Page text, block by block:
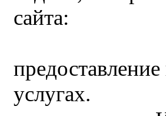
сайта:
услугах.